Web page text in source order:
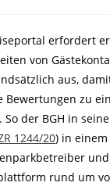
erfordert
von
aus,
zu
der BGH in
1244/20) in
rund um